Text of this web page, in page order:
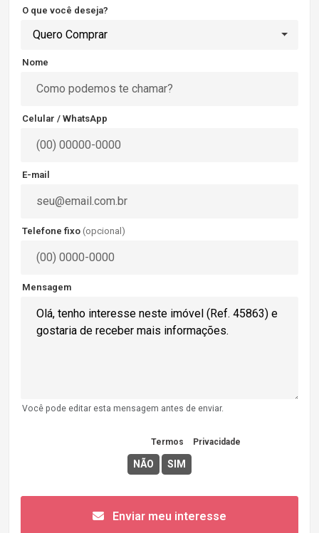
O que você deseja?
Quero Comprar
Nome
Celular / WhatsApp
E-mail
Telefone fixo (opcional)
Mensagem
Você pode editar esta mensagem antes de enviar.
Termos Privacidade
Enviar meu interesse